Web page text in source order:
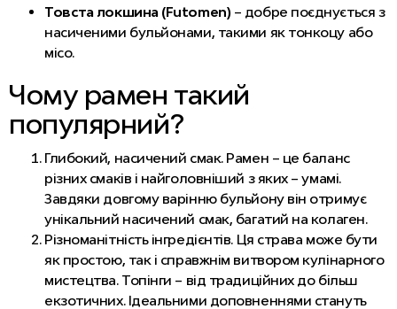
Товста локшина (Futomen) – добре поєднується з
насиченими бульйонами, такими як тонкоцу або
місо.
Чому рамен такий
популярний?
Глибокий, насичений смак. Рамен – це баланс
різних смаків і найголовніший з яких – умамі.
Завдяки довгому варінню бульйону він отримує
унікальний насичений смак, багатий на колаген.
Різноманітність інгредієнтів. Ця страва може бути
як простою, так і справжнім витвором кулінарного
мистецтва. Топінги – від традиційних до більш
екзотичних. Ідеальними доповненнями стануть